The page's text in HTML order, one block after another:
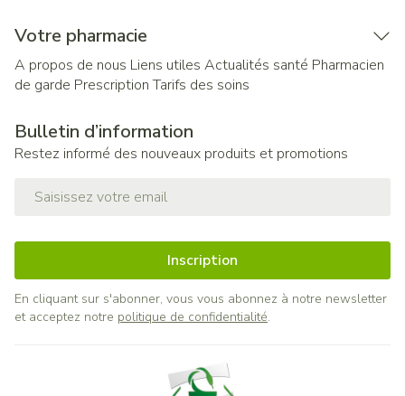
Votre pharmacie
A propos de nous Liens utiles Actualités santé Pharmacien
de garde Prescription Tarifs des soins
Bulletin d’information
Restez informé des nouveaux produits et promotions
Inscription
En cliquant sur s'abonner, vous vous abonnez à notre newsletter
et acceptez notre politique de confidentialité.